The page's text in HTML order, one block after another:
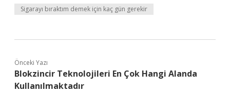
Sigarayı bıraktım demek için kaç gün gerekir
Önceki Yazı
Blokzincir Teknolojileri En Çok Hangi Alanda
Kullanılmaktadır